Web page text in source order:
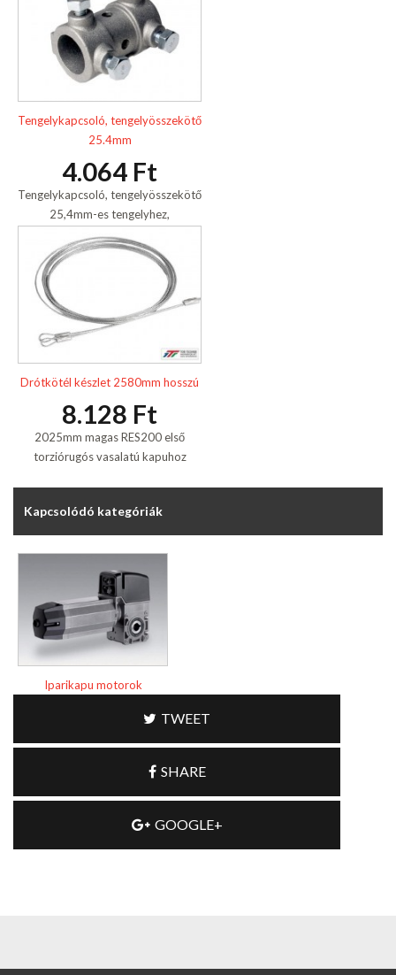
Tengelykapcsoló, tengelyösszekötő
25.4mm
4.064 Ft
Tengelykapcsoló, tengelyösszekötő
25,4mm-es tengelyhez,
horganyzott
Drótkötél készlet 2580mm hosszú
8.128 Ft
2025mm magas RES200 első
torziórugós vasalatú kapuhoz
Kapcsolódó kategóriák
Iparikapu motorok
TWEET
SHARE
GOOGLE+